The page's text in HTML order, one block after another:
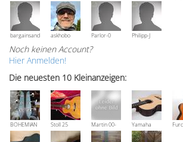
bargainsandmoreaskhobo Parlor-0 Philipp-J
Noch keinen Account?
Hier Anmelden!
Die neuesten 10 Kleinanzeigen:
BOHEMIAN
Rozawood
Bestzustand
Stoll 25
anniversary
Martin 00-
18V, Bj 2016
Yamaha
NCX 900 R